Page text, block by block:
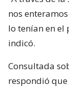
nos
lo tenían en el
indicó.
Consultada
respondió que